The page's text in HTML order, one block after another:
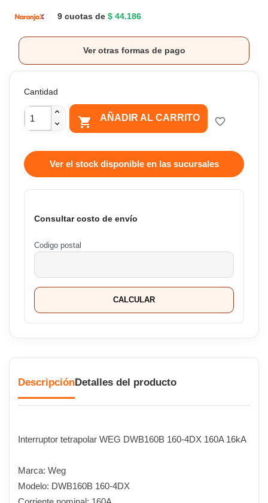
9 cuotas de $ 44.186
Ver otras formas de pago
Cantidad
 AÑADIR AL CARRITO favorite_border
Ver el stock disponible en las sucursales
Consultar costo de envío
Codigo postal
CALCULAR
DescripciónDetalles del producto
Interruptor tetrapolar WEG DWB160B 160-4DX 160A 16kA
Marca: Weg
Modelo: DWB160B 160-4DX